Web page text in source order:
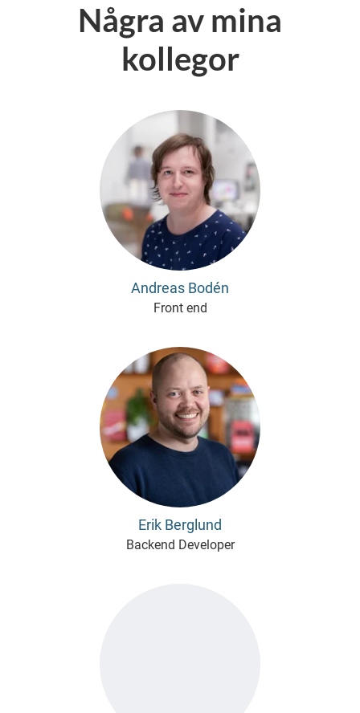
Några av mina
kollegor
Andreas Bodén
Front end
Erik Berglund
Backend Developer